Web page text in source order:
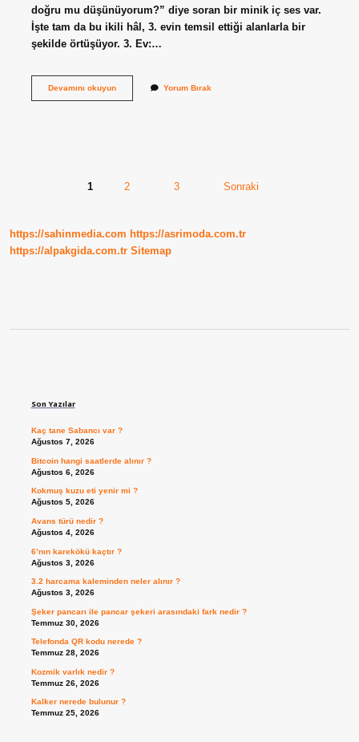
doğru mu düşünüyorum?” diye soran bir minik iç ses var.
İşte tam da bu ikili hâl, 3. evin temsil ettiği alanlarla bir
şekilde örtüşüyor. 3. Ev:…
Devamını okuyunAstrolojide
Yorum Bırak
1 2 3 Sonraki
https://sahinmedia.com https://asrimoda.com.tr
https://alpakgida.com.tr Sitemap
Son Yazılar
Kaç tane Sabancı var ?
Ağustos 7, 2026
Bitcoin hangi saatlerde alınır ?
Ağustos 6, 2026
Kokmuş kuzu eti yenir mi ?
Ağustos 5, 2026
Avans türü nedir ?
Ağustos 4, 2026
6’nın karekökü kaçtır ?
Ağustos 3, 2026
3.2 harcama kaleminden neler alınır ?
Ağustos 3, 2026
Şeker pancarı ile pancar şekeri arasındaki fark nedir ?
Temmuz 30, 2026
Telefonda QR kodu nerede ?
Temmuz 28, 2026
Kozmik varlık nedir ?
Temmuz 26, 2026
Kalker nerede bulunur ?
Temmuz 25, 2026